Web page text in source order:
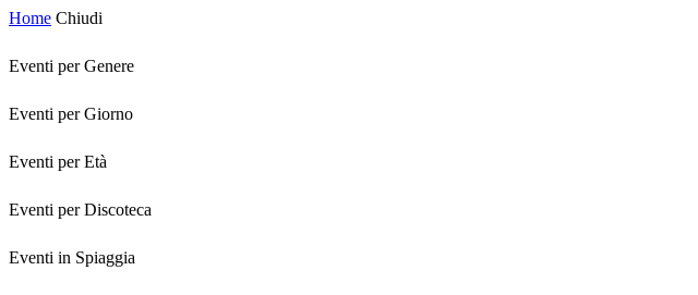
Home Chiudi
Eventi per Genere
Eventi per Giorno
Eventi per Età
Eventi per Discoteca
Eventi in Spiaggia